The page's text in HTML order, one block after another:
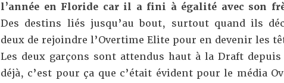
l’année en Floride car il a fini à égalité avec son
Des destins liés jusqu’au bout, surtout quand ils
deux de rejoindre l’Overtime Elite pour en devenir les
Les deux garçons sont attendus haut à la Draft depuis
déjà, c’est pour ça que c’était évident pour le média